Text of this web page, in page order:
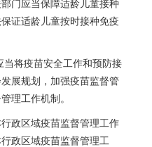
门应当保障适龄儿童接种
证适龄儿童按时接种免疫
将疫苗安全工作和预防接
展规划，加强疫苗监督管
理工作机制。
政区域疫苗监督管理工作
政区域疫苗监督管理工